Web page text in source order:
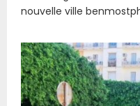
nouvelle ville